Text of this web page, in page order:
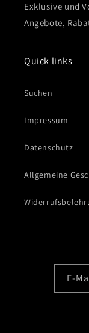
Exklusive und
Angebote,
Quick links
Suchen
Impressum
Datenschutz
Allgemeine
E-